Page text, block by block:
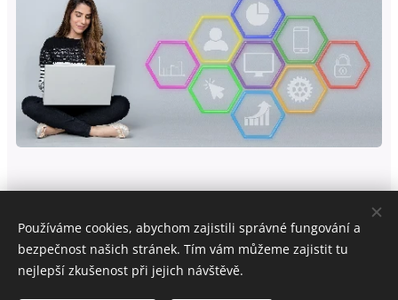
Používáme cookies, abychom zajistili správné fungování a
bezpečnost našich stránek. Tím vám můžeme zajistit tu
nejlepší zkušenost při jejich návštěvě.